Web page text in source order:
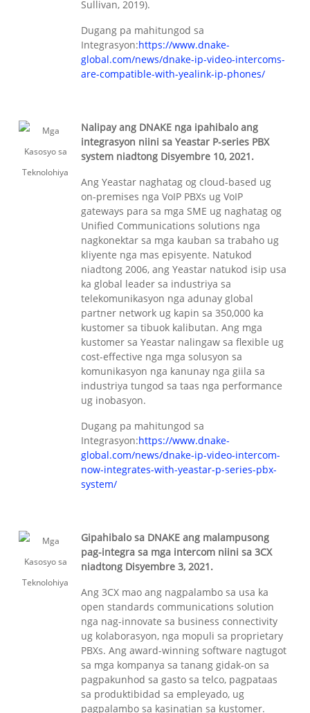
Sullivan, 2019).
Dugang pa mahitungod sa
Integrasyon:https://www.dnake-
global.com/news/dnake-ip-video-intercoms-
are-compatible-with-yealink-ip-phones/
Nalipay ang DNAKE nga ipahibalo ang
integrasyon niini sa Yeastar P-series PBX
system niadtong Disyembre 10, 2021.
Ang Yeastar naghatag og cloud-based ug
on-premises nga VoIP PBXs ug VoIP
gateways para sa mga SME ug naghatag og
Unified Communications solutions nga
nagkonektar sa mga kauban sa trabaho ug
kliyente nga mas episyente. Natukod
niadtong 2006, ang Yeastar natukod isip usa
ka global leader sa industriya sa
telekomunikasyon nga adunay global
partner network ug kapin sa 350,000 ka
kustomer sa tibuok kalibutan. Ang mga
kustomer sa Yeastar nalingaw sa flexible ug
cost-effective nga mga solusyon sa
komunikasyon nga kanunay nga giila sa
industriya tungod sa taas nga performance
ug inobasyon.
Dugang pa mahitungod sa
Integrasyon:https://www.dnake-
global.com/news/dnake-ip-video-intercom-
now-integrates-with-yeastar-p-series-pbx-
system/
Gipahibalo sa DNAKE ang malampusong
pag-integra sa mga intercom niini sa 3CX
niadtong Disyembre 3, 2021.
Ang 3CX mao ang nagpalambo sa usa ka
open standards communications solution
nga nag-innovate sa business connectivity
ug kolaborasyon, nga mopuli sa proprietary
PBXs. Ang award-winning software nagtugot
sa mga kompanya sa tanang gidak-on sa
pagpakunhod sa gasto sa telco, pagpataas
sa produktibidad sa empleyado, ug
pagpalambo sa kasinatian sa kustomer.